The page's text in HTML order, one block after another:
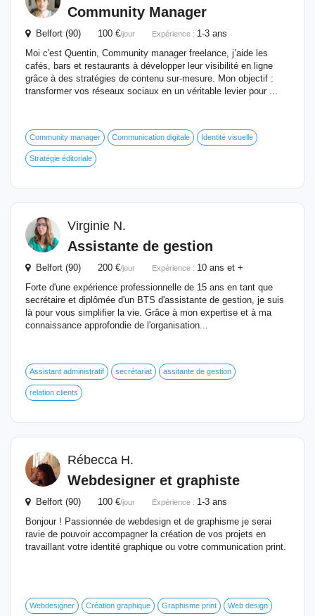
Community Manager
Belfort (90) 100 €/jour Expérience : 1-3 ans
Moi c'est Quentin, Community manager freelance, j’aide les
cafés, bars et restaurants à développer leur visibilité en ligne
grâce à des stratégies de contenu sur-mesure. Mon objectif :
transformer vos réseaux sociaux en un véritable levier pour ...
Community manager Communication digitale Identité visuelle
Stratégie éditoriale
Virginie N.
Assistante de gestion
Belfort (90) 200 €/jour Expérience : 10 ans et +
Forte d'une expérience professionnelle de 15 ans en tant que
secrétaire et diplômée d'un BTS d'assistante de gestion, je suis
là pour vous simplifier la vie. Grâce à mon expertise et à ma
connaissance approfondie de l'organisation...
Assistant administratif secrétariat assitante de gestion
relation clients
Rébecca H.
Webdesigner et graphiste
Belfort (90) 100 €/jour Expérience : 1-3 ans
Bonjour ! Passionnée de webdesign et de graphisme je serai
ravie de pouvoir accompagner la création de vos projets en
travaillant votre identité graphique ou votre communication print.
Webdesigner Création graphique Graphisme print Web design